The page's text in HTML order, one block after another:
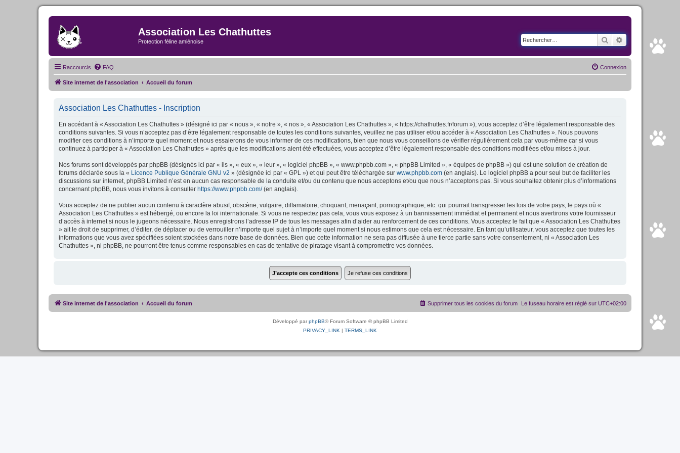
Association Les Chathuttes
Protection féline amiénoise RechercherRecherche
Raccourcis FAQ Connexion
Site internet de l'association Accueil du forum
Association Les Chathuttes - Inscription
En accédant à « Association Les Chathuttes » (désigné ici par « nous », « notre », « nos », « Association Les Chathuttes », « https://chathuttes.fr/forum »), vous acceptez d’être légalement responsable des
conditions suivantes. Si vous n’acceptez pas d’être légalement responsable de toutes les conditions suivantes, veuillez ne pas utiliser et/ou accéder à « Association Les Chathuttes ». Nous pouvons
modifier ces conditions à n’importe quel moment et nous essaierons de vous informer de ces modifications, bien que nous vous conseillons de vérifier régulièrement cela par vous-même car si vous
continuez à participer à « Association Les Chathuttes » après que les modifications aient été effectuées, vous acceptez d’être légalement responsable des conditions modifiées et/ou mises à jour.
Nos forums sont développés par phpBB (désignés ici par « ils », « eux », « leur », « logiciel phpBB », « www.phpbb.com », « phpBB Limited », « équipes de phpBB ») qui est une solution de création de
forums déclarée sous la « Licence Publique Générale GNU v2 » (désignée ici par « GPL ») et qui peut être téléchargée sur www.phpbb.com (en anglais). Le logiciel phpBB a pour seul but de faciliter les
discussions sur internet, phpBB Limited n’est en aucun cas responsable de la conduite et/ou du contenu que nous acceptons et/ou que nous n’acceptons pas. Si vous souhaitez obtenir plus d’informations
concernant phpBB, nous vous invitons à consulter https://www.phpbb.com/(en anglais).
Vous acceptez de ne publier aucun contenu à caractère abusif, obscène, vulgaire, diffamatoire, choquant, menaçant, pornographique, etc. qui pourrait transgresser les lois de votre pays, le pays où «
Association Les Chathuttes » est hébergé, ou encore la loi internationale. Si vous ne respectez pas cela, vous vous exposez à un bannissement immédiat et permanent et nous avertirons votre fournisseur
d’accès à internet si nous le jugeons nécessaire. Nous enregistrons l’adresse IP de tous les messages afin d’aider au renforcement de ces conditions. Vous acceptez le fait que « Association Les Chathuttes
» ait le droit de supprimer, d’éditer, de déplacer ou de verrouiller n’importe quel sujet à n’importe quel moment si nous estimons que cela est nécessaire. En tant qu’utilisateur, vous acceptez que toutes les
informations que vous avez spécifiées soient stockées dans notre base de données. Bien que cette information ne sera pas diffusée à une tierce partie sans votre consentement, ni « Association Les
Chathuttes », ni phpBB, ne pourront être tenus comme responsables en cas de tentative de piratage visant à compromettre vos données.
Site internet de l'association Accueil du forum Le fuseau horaire est réglé sur UTC+02:00
Supprimer tous les cookies du forum
Développé parphpBB® Forum Software © phpBB Limited
PRIVACY_LINK | TERMS_LINK